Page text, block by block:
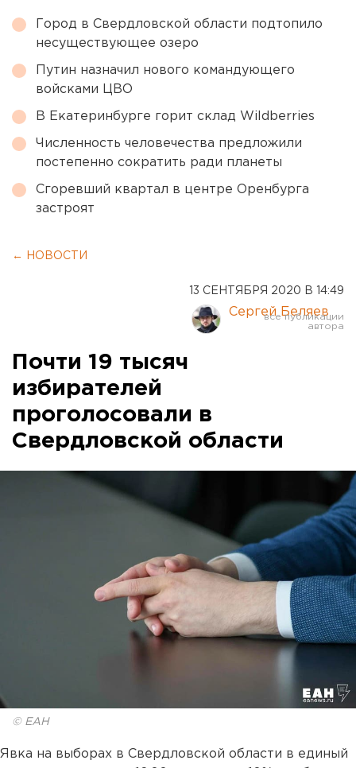
Город в Свердловской области подтопило
несуществующее озеро
Путин назначил нового командующего
войсками ЦВО
В Екатеринбурге горит склад Wildberries
Численность человечества предложили
постепенно сократить ради планеты
Сгоревший квартал в центре Оренбурга
застроят
← НОВОСТИ
13 СЕНТЯБРЯ 2020 В 14:49
Сергей Беляев
Почти 19 тысяч
избирателей
проголосовали в
Свердловской области
© ЕАН
Явка на выборах в Свердловской области в единый